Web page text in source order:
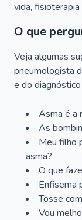
vida, fisioterapia
O que
Veja algumas
pneumologista
e do
Asma é a
As
Meu filho
asma?
O que
Enfisema
Tosse
Vou